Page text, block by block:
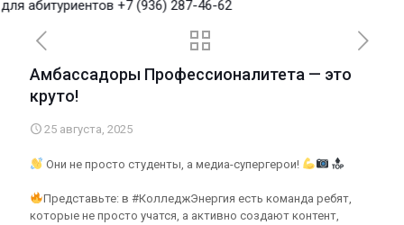
+7 (936) 287-46-62
Амбассадоры Профессионалитета — это
круто!
25 августа, 2025
Они не просто студенты, а медиа-супергерои!
Представьте: в #КолледжЭнергия есть команда ребят,
которые не просто учатся, а активно создают контент,